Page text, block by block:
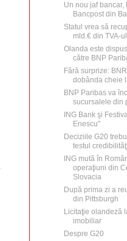
Un nou jaf bancar,
Bancpost din
Statul vrea să
mld.€ din TVA-
Olanda este
către BNP
Fără surprize:
dobânda cheie
BNP Paribas va
sucursalele din
ING Bank şi
Enescu"
Deciziile G20
testul
ING mută în
operaţiuni din
Slovacia
După prima zi a
din Pittsburgh
Licitaţie olandeză
imobiliar
Despre G20